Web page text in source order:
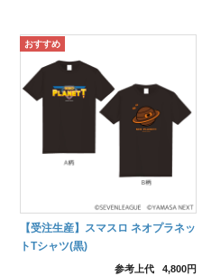
【受注生産】スマスロ ネオプラネッ
トTシャツ(黒)
参考上代 4,800円